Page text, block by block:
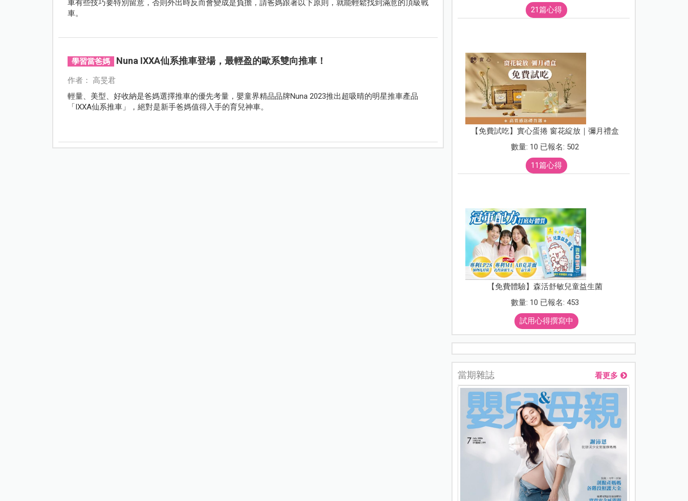
車有些技巧要特別留意，否則外出時反而會變成是負擔，請爸媽跟著以下原則，就能輕鬆找到滿意的頂級戰
車。
學習當爸媽 Nuna IXXA仙系推車登場，最輕盈的歐系雙向推車！
作者： 高旻君
輕量、美型、好收納是爸媽選擇推車的優先考量，嬰童界精品品牌Nuna 2023推出超吸晴的明星推車產品
「IXXA仙系推車」，絕對是新手爸媽值得入手的育兒神車。
21篇心得
【免費試吃】實心蛋捲 窗花綻放｜彌月禮盒
數量: 10 已報名: 502
11篇心得
【免費體驗】森活舒敏兒童益生菌
數量: 10 已報名: 453
試用心得撰寫中
當期雜誌 看更多